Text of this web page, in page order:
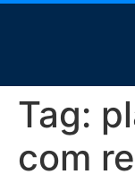
Tag:
com